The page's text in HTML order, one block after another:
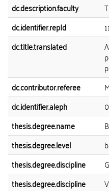
dc.description.faculty
dc.identifier.repId
dc.title.translated
dc.contributor.referee
dc.identifier.aleph
thesis.degree.name
thesis.degree.level
thesis.degree.discipline
thesis.degree.discipline